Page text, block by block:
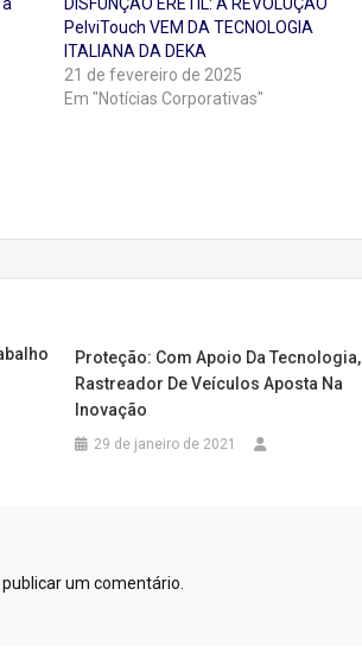
DISFUNÇÃO ERÉTIL: A REVOLUÇÃO
PelviTouch VEM DA TECNOLOGIA
ITALIANA DA DEKA
21 de fevereiro de 2025
Em "Notícias Corporativas"
Proteção: Com Apoio Da Tecnologia,
Rastreador De Veículos Aposta Na
Inovação
29 de janeiro de 2021
um comentário.